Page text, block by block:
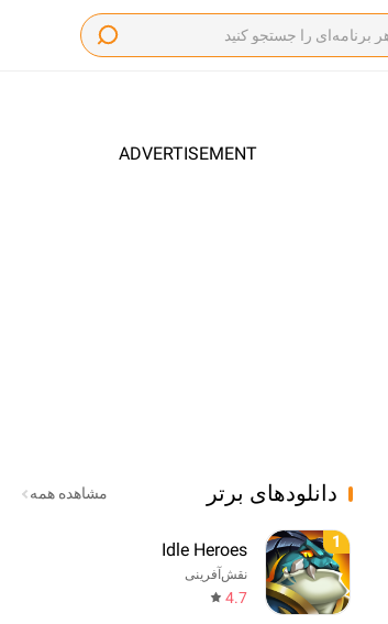
ADVERTISEMENT
دانلودهای برتر مشاهده همه
1
Idle Heroes
نقش‌آفرینی
4.7